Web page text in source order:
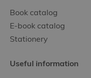
Book catalog
E-book catalog
Stationery
Useful information